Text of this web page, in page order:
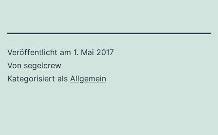
Veröffentlicht am 1. Mai 2017
Von segelcrew
Kategorisiert als Allgemein